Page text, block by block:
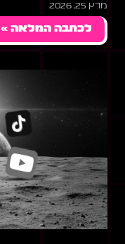
מרץ 25, 2026
לכתבה המלאה »